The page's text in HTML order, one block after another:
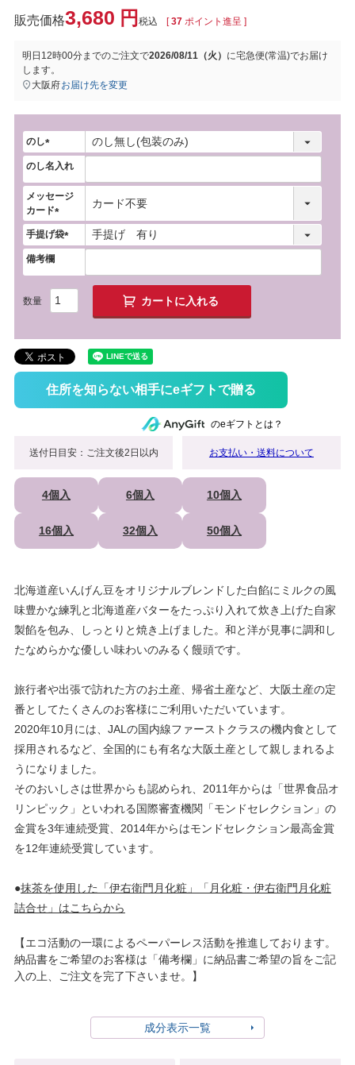
3,680 税込 [ 37 ポイント進呈 ]
明日 12時00分までのご注文で2026/08/11（火） に宅急便(常温)でお届け
します。
大阪府お届け先を変更
のし
(
必
須
)
のし名入れ
メッセージ
カード
(
必
須
手提げ袋
(
備考欄
カートに入れる
住所を知らない相手にeギフトで贈る
のeギフトとは？
送付日目安：ご注文後2日以内 お支払い・送料について
4個入 6個入 10個入
16個入 32個入 50個入
北海道産いんげん豆をオリジナルブレンドした白餡にミルクの風
味豊かな練乳と北海道産バターをたっぷり入れて炊き上げた自家
製餡を包み、しっとりと焼き上げました。和と洋が見事に調和し
たなめらかな優しい味わいのみるく饅頭です。
旅行者や出張で訪れた方のお土産、帰省土産など、大阪土産の定
番としてたくさんのお客様にご利用いただいています。
2020年10月には、JALの国内線ファーストクラスの機内食として
採用されるなど、全国的にも有名な大阪土産として親しまれるよ
うになりました。
そのおいしさは世界からも認められ、2011年からは「世界食品オ
リンピック」といわれる国際審査機関「モンドセレクション」の
金賞を3年連続受賞、2014年からはモンドセレクション最高金賞
を12年連続受賞しています。
●抹茶を使用した「伊右衛門月化粧」「月化粧・伊右衛門月化粧
詰合せ」はこちらから
【エコ活動の一環によるペーパーレス活動を推進しております。
納品書をご希望のお客様は「備考欄」に納品書ご希望の旨をご記
入の上、ご注文を完了下さいませ。】
成分表示一覧